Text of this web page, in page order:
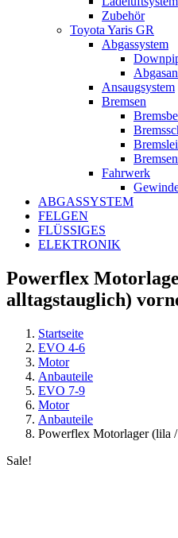
Zubehör
Toyota Yaris GR
Abgassystem
Ansaugsystem
Bremsen
Fahrwerk
ABGASSYSTEM
FELGEN
FLÜSSIGES
ELEKTRONIK
Powerflex
alltagstauglich)
Startseite
EVO 4-6
Motor
Anbauteile
EVO 7-9
Motor
Anbauteile
Powerflex Motorlager (lila
Sale!